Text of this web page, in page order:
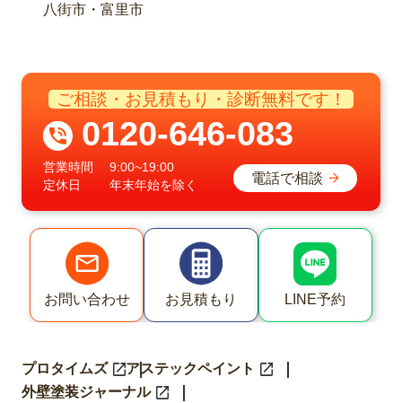
八街市・富里市
ご相談・お見積もり・診断無料です！
0120-646-083
営業時間
9:00~19:00
定休日
年末年始を除く 電話で相談
お問い合わせ お見積もり LINE予約
プロタイムズ
アステックペイント
外壁塗装ジャーナル